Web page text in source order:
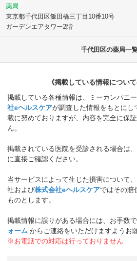
薬局
東京都千代田区飯田橋三丁目10番10号
ガーデンエアタワー2階
千代田区の薬局一
《掲載している情報につい
掲載している各種情報は、ミーカンパニ
社eヘルスケアが調査した情報をもとにし
載に努めておりますが、内容を完全に保
ん。
掲載されている医院を受診される場合は
に直接ご確認ください。
当サービスによって生じた損害について
社および株式会社eヘルスケアではその賠
ものとします。
掲載情報に誤りがある場合には、お手数で
ォーム からご連絡をいただけますようお
※お電話での対応は行っておりません